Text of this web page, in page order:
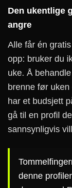
Den ukentlige
angre
Alle får én
opp: bruker du
uke. Å
brenne før
har et budsjett
gå til en profil
sannsynligvis
denne